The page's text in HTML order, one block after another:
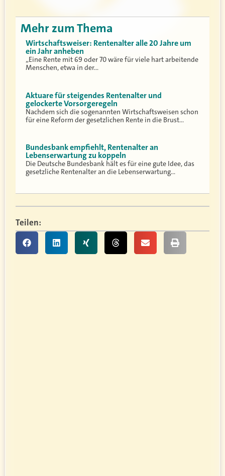
Mehr zum Thema
Wirtschaftsweiser: Rentenalter alle 20 Jahre um
ein Jahr anheben
„Eine Rente mit 69 oder 70 wäre für viele hart arbeitende
Menschen, etwa in der…
Aktuare für steigendes Rentenalter und
gelockerte Vorsorgeregeln
Nachdem sich die sogenannten Wirtschaftsweisen schon
für eine Reform der gesetzlichen Rente in die Brust…
Bundesbank empfiehlt, Rentenalter an
Lebenserwartung zu koppeln
Die Deutsche Bundesbank hält es für eine gute Idee, das
gesetzliche Rentenalter an die Lebenserwartung…
Teilen: